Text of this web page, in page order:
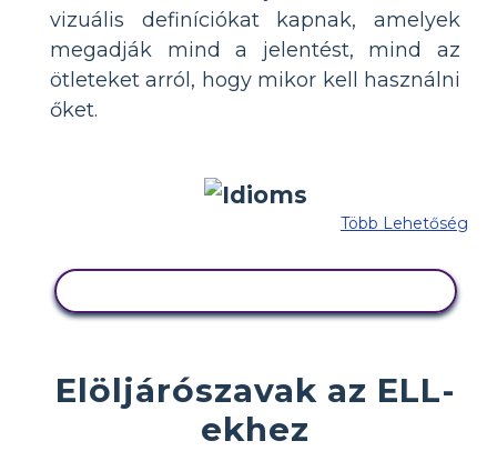
vizuális definíciókat kapnak, amelyek
megadják mind a jelentést, mind az
ötleteket arról, hogy mikor kell használni
őket.
Több Lehetőség
Elöljárószavak az ELL-
ekhez